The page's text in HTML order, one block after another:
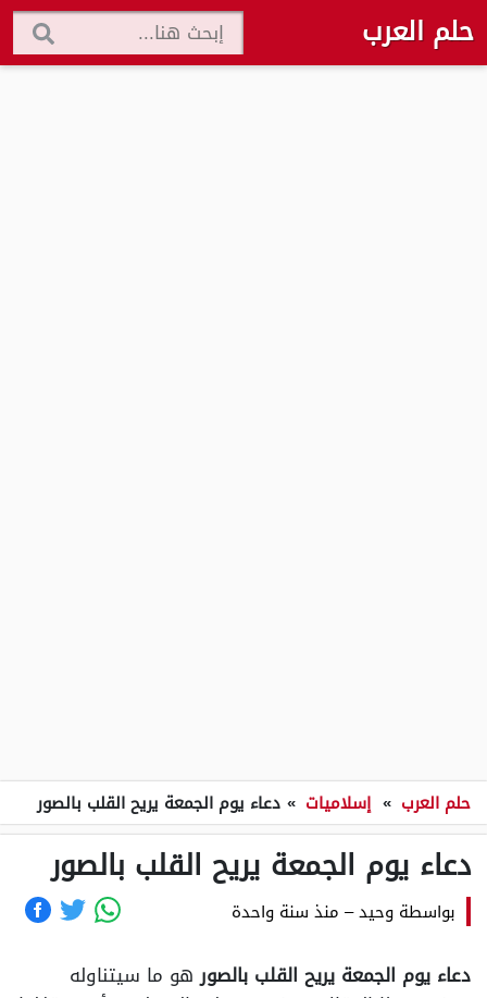
حلم العرب
حلم العرب » إسلاميات » دعاء يوم الجمعة يريح القلب بالصور
دعاء يوم الجمعة يريح القلب بالصور
بواسطة وحيد– منذ سنة واحدة
دعاء يوم الجمعة يريح القلب بالصورهو ما سيتناوله